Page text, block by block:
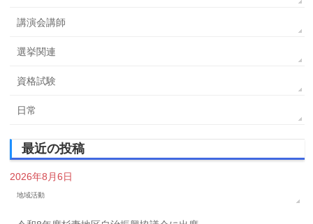
講演会講師
選挙関連
資格試験
日常
最近の投稿
2026年8月6日
地域活動